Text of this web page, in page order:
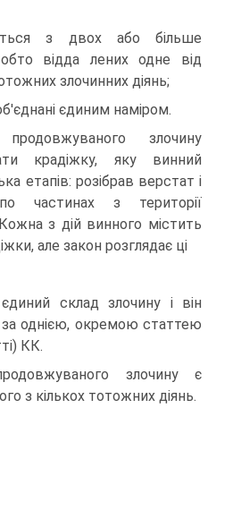
з двох або більше
відда лених одне від
злочинних діянь;
єдиним наміром.
злочину
крадіжку, яку винний
етапів: розібрав верстат і
частинах з території
з дій винного містить
але закон розглядає ці
склад злочину і він
за однією, окремою статтею
КК.
злочину є
з кількох тотожних діянь.